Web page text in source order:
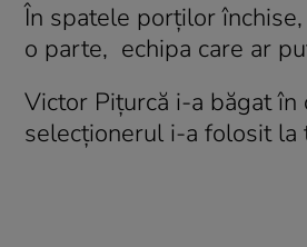
În spatele porţilor
o parte, echipa care ar
Victor Piţurcă i-a băgat
selecţionerul i-a folosit la